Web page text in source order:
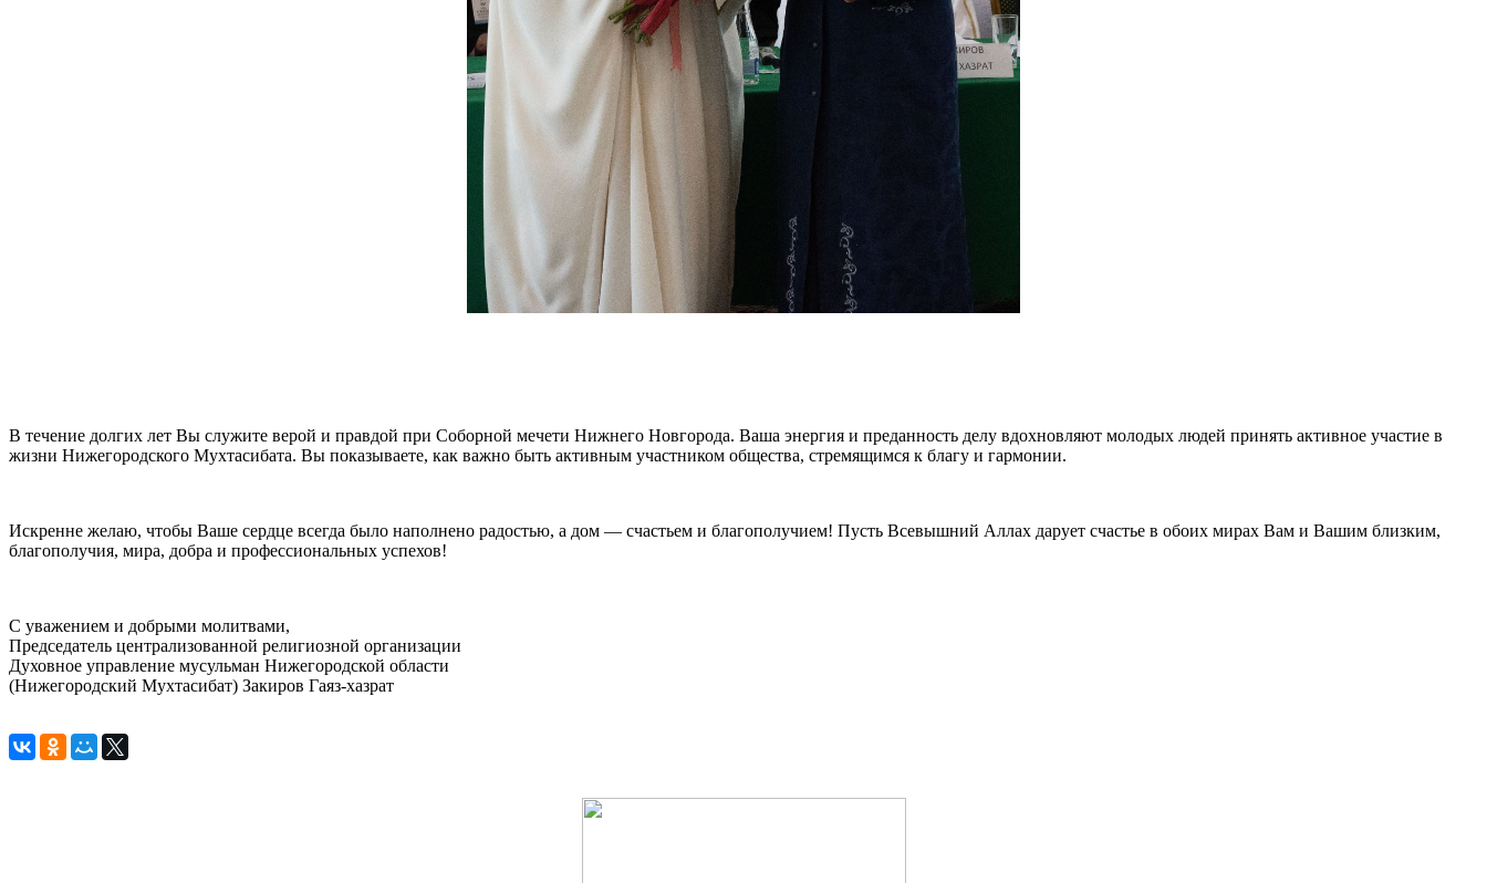
В течение долгих лет Вы служите верой и правдой при Соборной мечети Нижнего Новгорода. Ваша энергия и преданность делу вдохновляют молодых людей принять активное участие в
жизни Нижегородского Мухтасибата. Вы показываете, как важно быть активным участником общества, стремящимся к благу и гармонии.
Искренне желаю, чтобы Ваше сердце всегда было наполнено радостью, а дом — счастьем и благополучием! Пусть Всевышний Аллах дарует счастье в обоих мирах Вам и Вашим близким,
благополучия, мира, добра и профессиональных успехов!
С уважением и добрыми молитвами,
Председатель централизованной религиозной организации
Духовное управление мусульман Нижегородской области
(Нижегородский Мухтасибат) Закиров Гаяз-хазрат